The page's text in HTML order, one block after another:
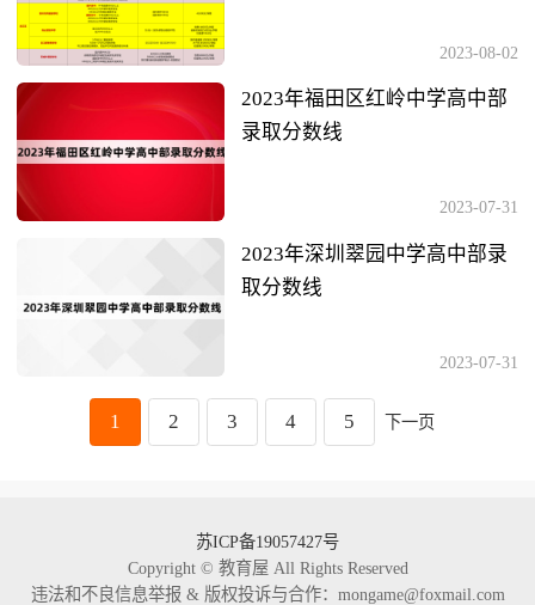
2023-08-02
2023年福田区红岭中学高中部
录取分数线
2023-07-31
2023年深圳翠园中学高中部录
取分数线
2023-07-31
1 2 3 4 5 下一页
苏ICP备19057427号
Copyright © 教育屋 All Rights Reserved
违法和不良信息举报 & 版权投诉与合作：mongame@foxmail.com